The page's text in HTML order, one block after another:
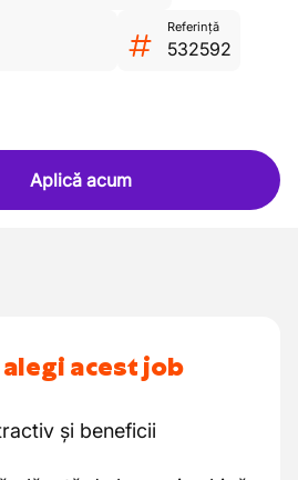
Referință
532592
Aplică acum
acest job
și beneficii